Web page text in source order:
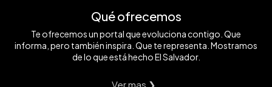
Qué ofrecemos
Te ofrecemos un portal que evoluciona contigo. Que
informa, pero también inspira. Que te representa. Mostramos
de lo que está hecho El Salvador.
Ver mas ❯